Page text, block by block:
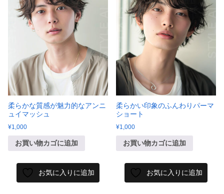
柔らかな質感が魅力的なアンニ
ュイマッシュ
¥1,000
お買い物カゴに追加
お気に入りに追加
柔らかい印象のふんわりパーマ
ショート
¥1,000
お買い物カゴに追加
お気に入りに追加